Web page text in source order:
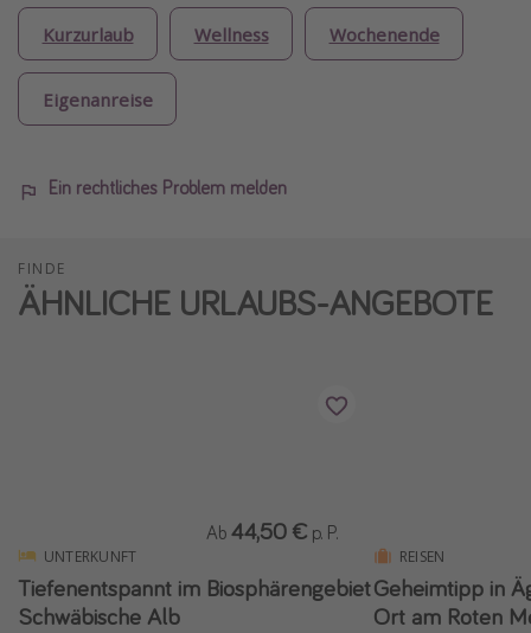
Kurzurlaub Wellness Wochenende
Eigenanreise
Ein rechtliches Problem melden
FINDE
ÄHNLICHE URLAUBS-ANGEBOTE
UNTERKUNFT
Tiefenentspannt im Biosphärengebiet
Schwäbische Alb
Ab 44,50 € p. P.
REISEN
Geheimtipp in
Ort am Roten